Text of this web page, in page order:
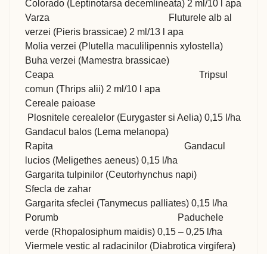
Colorado (Leptinotarsa decemlineata) 2 ml/10 l apa
Varza Fluturele alb al
verzei (Pieris brassicae) 2 ml/13 l apa
Molia verzei (Plutella maculilipennis xylostella)
Buha verzei (Mamestra brassicae)
Ceapa Tripsul
comun (Thrips alii) 2 ml/10 l apa
Cereale paioase
Plosnitele cerealelor (Eurygaster si Aelia) 0,15 l/ha
Gandacul balos (Lema melanopa)
Rapita Gandacul
lucios (Meligethes aeneus) 0,15 l/ha
Gargarita tulpinilor (Ceutorhynchus napi)
Sfecla de zahar
Gargarita sfeclei (Tanymecus palliates) 0,15 l/ha
Porumb Paduchele
verde (Rhopalosiphum maidis) 0,15 – 0,25 l/ha
Viermele vestic al radacinilor (Diabrotica virgifera)